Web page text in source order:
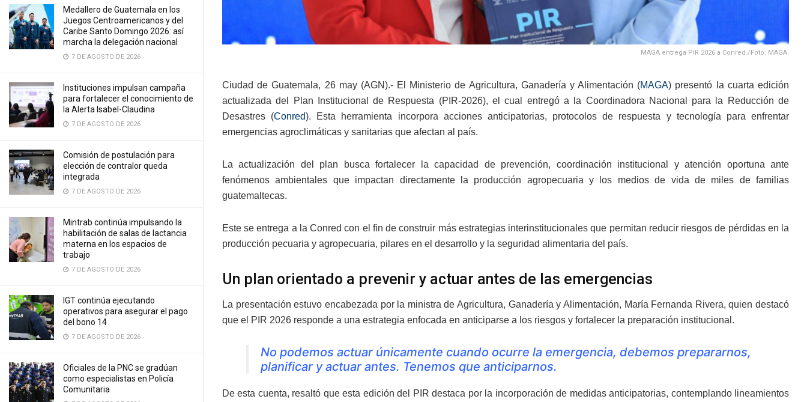
Medallero de Guatemala en los
Juegos Centroamericanos y del
Caribe Santo Domingo 2026: así
marcha la delegación nacional
7 DE AGOSTO DE 2026
Instituciones impulsan campaña
para fortalecer el conocimiento de
la Alerta Isabel-Claudina
7 DE AGOSTO DE 2026
Comisión de postulación para
elección de contralor queda
integrada
7 DE AGOSTO DE 2026
Mintrab continúa impulsando la
habilitación de salas de lactancia
materna en los espacios de
trabajo
7 DE AGOSTO DE 2026
IGT continúa ejecutando
operativos para asegurar el pago
del bono 14
7 DE AGOSTO DE 2026
Oficiales de la PNC se gradúan
como especialistas en Policía
Comunitaria
MAGA entrega PIR 2026 a Conred./Foto: MAGA.
Ciudad de Guatemala, 26 may (AGN).- El Ministerio de Agricultura, Ganadería y Alimentación (MAGA) presentó la cuarta edición
actualizada del Plan Institucional de Respuesta (PIR-2026), el cual entregó a la Coordinadora Nacional para la Reducción de
Desastres (Conred). Esta herramienta incorpora acciones anticipatorias, protocolos de respuesta y tecnología para enfrentar
emergencias agroclimáticas y sanitarias que afectan al país.
La actualización del plan busca fortalecer la capacidad de prevención, coordinación institucional y atención oportuna ante
fenómenos ambientales que impactan directamente la producción agropecuaria y los medios de vida de miles de familias
guatemaltecas.
Este se entrega a la Conred con el fin de construir más estrategias interinstitucionales que permitan reducir riesgos de pérdidas en la
producción pecuaria y agropecuaria, pilares en el desarrollo y la seguridad alimentaria del país.
Un plan orientado a prevenir y actuar antes de las emergencias
La presentación estuvo encabezada por la ministra de Agricultura, Ganadería y Alimentación, María Fernanda Rivera, quien destacó
que el PIR 2026 responde a una estrategia enfocada en anticiparse a los riesgos y fortalecer la preparación institucional.
No podemos actuar únicamente cuando ocurre la emergencia, debemos prepararnos,
planificar y actuar antes. Tenemos que anticiparnos.
De esta cuenta, resaltó que esta edición del PIR destaca por la incorporación de medidas anticipatorias, contemplando lineamientos